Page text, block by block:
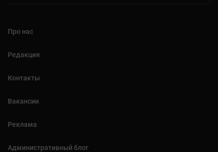
Про нас
Редакция
Контакты
Вакансии
Реклама
Административный блог